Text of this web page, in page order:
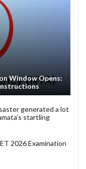
Window Opens:
generated a lot
startling
2026 Examination